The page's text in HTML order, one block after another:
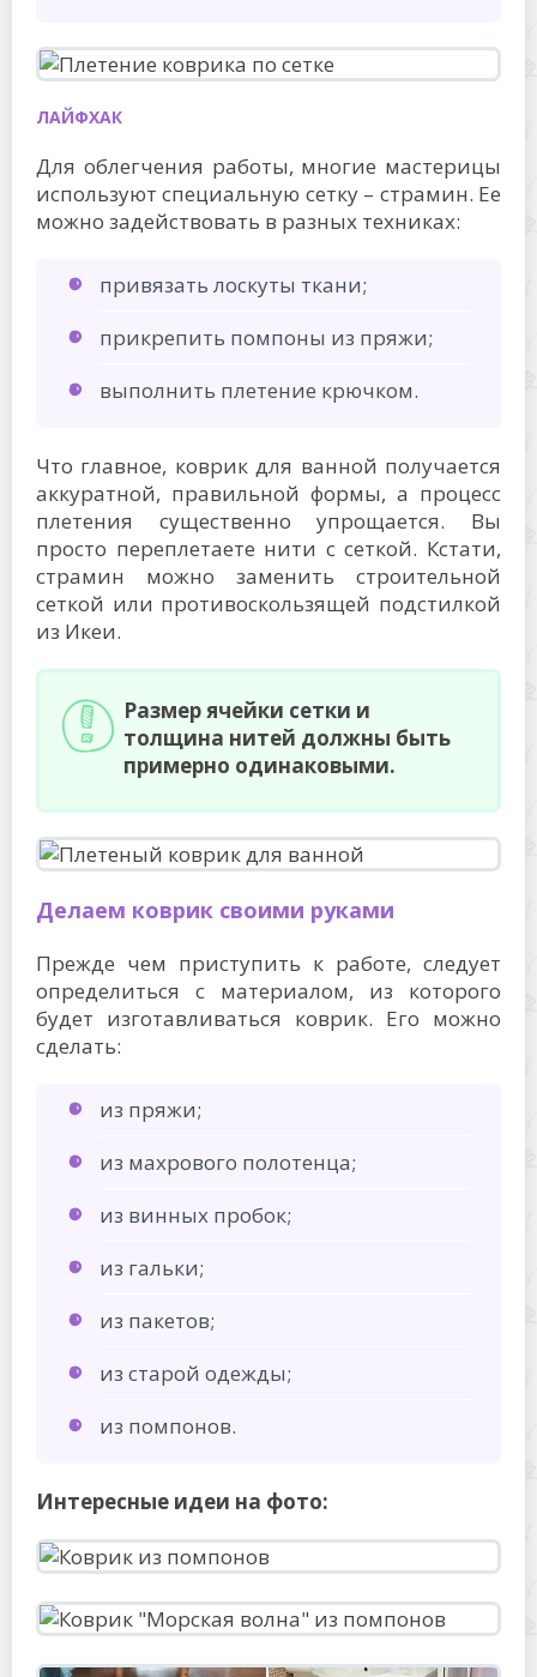
ЛАЙФХАК
Для облегчения работы, многие мастерицы
используют специальную сетку – страмин. Ее
можно задействовать в разных техниках:
привязать лоскуты ткани;
прикрепить помпоны из пряжи;
выполнить плетение крючком.
Что главное, коврик для ванной получается
аккуратной, правильной формы, а процесс
плетения существенно упрощается. Вы
просто переплетаете нити с сеткой. Кстати,
страмин можно заменить строительной
сеткой или противоскользящей подстилкой
из Икеи.
Размер ячейки сетки и
толщина нитей должны быть
примерно одинаковыми.
Делаем коврик своими руками
Прежде чем приступить к работе, следует
определиться с материалом, из которого
будет изготавливаться коврик. Его можно
сделать:
из пряжи;
из махрового полотенца;
из винных пробок;
из гальки;
из пакетов;
из старой одежды;
из помпонов.
Интересные идеи на фото: